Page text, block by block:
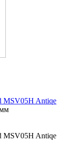
MSV05H Antiqe
MSV05H Antiqe